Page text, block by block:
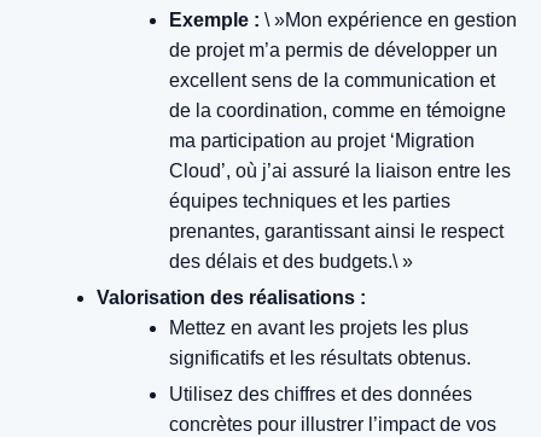
Exemple : \ »Mon expérience en gestion
de projet m’a permis de développer un
excellent sens de la communication et
de la coordination, comme en témoigne
ma participation au projet ‘Migration
Cloud’, où j’ai assuré la liaison entre les
équipes techniques et les parties
prenantes, garantissant ainsi le respect
des délais et des budgets.\ »
Valorisation des réalisations :
Mettez en avant les projets les plus
significatifs et les résultats obtenus.
Utilisez des chiffres et des données
concrètes pour illustrer l’impact de vos